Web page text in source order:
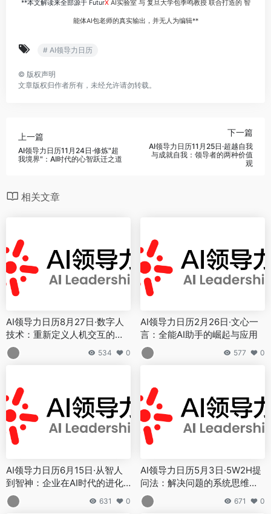
**本文解读来全部源于 FuturXAI实验室 与 复旦大学包季鸣教授 联合打造的 智
能体AI包老师的真实输出，并无人为编辑**
# AI领导力日历
© 版权声明
文章版权归作者所有，未经允许请勿转载。
上一篇
AI领导力日历11月24日·修炼"超
我境界"：AI时代的心智跃迁之道
下一篇
AI领导力日历11月25日·超越自我
与成就自我：领导者的两种价值
观
相关文章
AI领导力日历8月27日·数字人
技术：重新定义人机交互的价
值主张
534 0
AI领导力日历2月26日·文心一
言：全能AI助手的崛起与应用
577 0
AI领导力日历6月15日·从智人
到智神：企业在AI时代的进化
与重生
631 0
AI领导力日历5月3日·5W2H提
问法：解决问题的系统思维工
具
671 0